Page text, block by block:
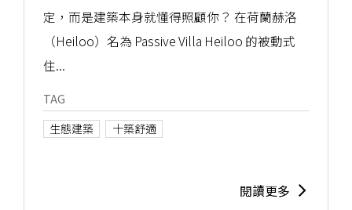
定，而是建築本身就懂得照顧你？ 在荷蘭赫洛
（Heiloo）名為 Passive Villa Heiloo 的被動式
住...
TAG
生態建築
十築舒適
閱讀更多